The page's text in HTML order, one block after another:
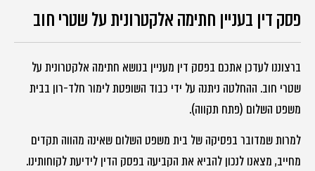
פסק דין בעניין חתימה אלקטרונית על שטרי חוב
ברצוננו לעדכן אתכם בפסק דין מעניין בנושא חתימה אלקטרונית על
שטרי חוב. ההחלטה ניתנה על ידי כבוד השופטת לימור חלד-רון בבית
משפט השלום (פתח תקווה).
למרות שמדובר בפסיקה של בית משפט השלום שאינה מהווה תקדים
מחייב, מצאנו לנכון להביא את הקביעה בפסק הדין לידיעת לקוחותינו.